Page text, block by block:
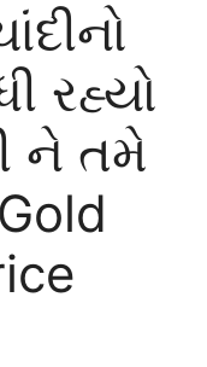
રહ્યો
ને તમે